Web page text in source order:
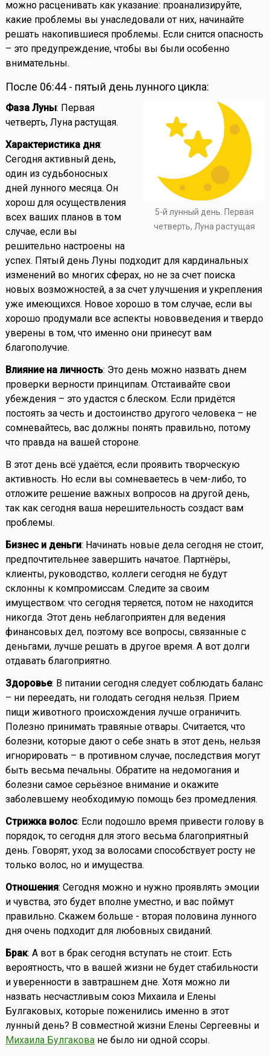
можно расценивать как указание: проанализируйте,
какие проблемы вы унаследовали от них, начинайте
решать накопившиеся проблемы. Если снится опасность
– это предупреждение, чтобы вы были особенно
внимательны.
После 06:44 - пятый день лунного цикла:
5-й лунный день. Первая
четверть, Луна растущая
Фаза Луны: Первая
четверть, Луна растущая.
Характеристика дня:
Сегодня активный день,
один из судьбоносных
дней лунного месяца. Он
хорош для осуществления
всех ваших планов в том
случае, если вы
решительно настроены на
успех. Пятый день Луны подходит для кардинальных
изменений во многих сферах, но не за счет поиска
новых возможностей, а за счет улучшения и укрепления
уже имеющихся. Новое хорошо в том случае, если вы
хорошо продумали все аспекты нововведения и твердо
уверены в том, что именно они принесут вам
благополучие.
Влияние на личность: Это день можно назвать днем
проверки верности принципам. Отстаивайте свои
убеждения – это удастся с блеском. Если придётся
постоять за честь и достоинство другого человека – не
сомневайтесь, вас должны понять правильно, потому
что правда на вашей стороне.
В этот день всё удаётся, если проявить творческую
активность. Но если вы сомневаетесь в чем-либо, то
отложите решение важных вопросов на другой день,
так как сегодня ваша нерешительность создаст вам
проблемы.
Бизнес и деньги: Начинать новые дела сегодня не стоит,
предпочтительнее завершить начатое. Партнёры,
клиенты, руководство, коллеги сегодня не будут
склонны к компромиссам. Следите за своим
имуществом: что сегодня теряется, потом не находится
никогда. Этот день неблагоприятен для ведения
финансовых дел, поэтому все вопросы, связанные с
деньгами, лучше решать в другое время. А вот долги
отдавать благоприятно.
Здоровье: В питании сегодня следует соблюдать баланс
– ни переедать, ни голодать сегодня нельзя. Прием
пищи животного происхождения лучше ограничить.
Полезно принимать травяные отвары. Считается, что
болезни, которые дают о себе знать в этот день, нельзя
игнорировать – в противном случае, последствия могут
быть весьма печальны. Обратите на недомогания и
болезни самое серьёзное внимание и окажите
заболевшему необходимую помощь без промедления.
Стрижка волос: Если подошло время привести голову в
порядок, то сегодня для этого весьма благоприятный
день. Говорят, уход за волосами способствует росту не
только волос, но и имущества.
Отношения: Сегодня можно и нужно проявлять эмоции
и чувства, это будет вполне уместно, и вас поймут
правильно. Скажем больше - вторая половина лунного
дня очень подходит для любовных свиданий.
Брак: А вот в брак сегодня вступать не стоит. Есть
вероятность, что в вашей жизни не будет стабильности
и уверенности в завтрашнем дне. Хотя можно ли
назвать несчастливым союз Михаила и Елены
Булгаковых, которые поженились именно в этот
лунный день? В совместной жизни Елены Сергеевны и
Михаила Булгаковане было ни одной ссоры.